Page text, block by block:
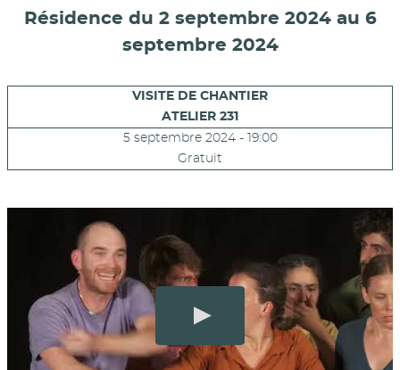
Résidence du 2 septembre 2024 au 6
septembre 2024
VISITE DE CHANTIER
ATELIER 231
5 septembre 2024 - 19:00
Gratuit